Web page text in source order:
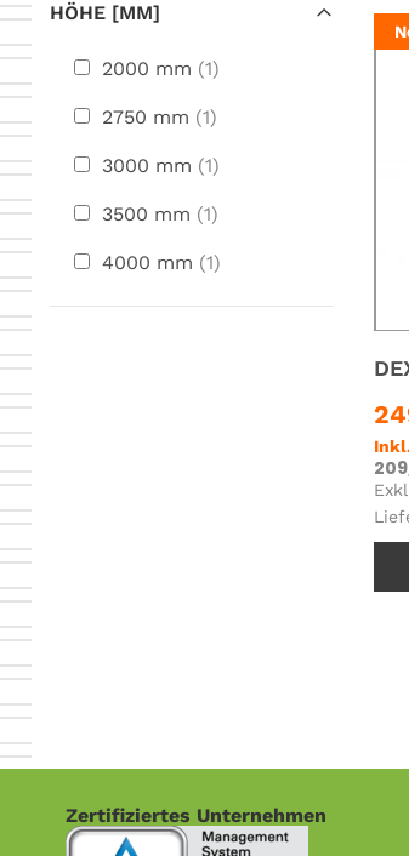
HÖHE [MM]
2000 mm 1
2750 mm 1
3000 mm 1
3500 mm 1
4000 mm 1
Zertifiziertes Unternehmen